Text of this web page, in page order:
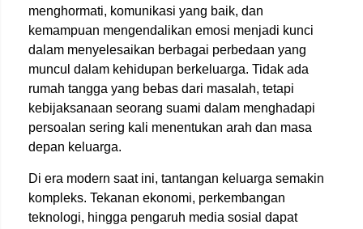
menghormati, komunikasi yang baik, dan
kemampuan mengendalikan emosi menjadi kunci
dalam menyelesaikan berbagai perbedaan yang
muncul dalam kehidupan berkeluarga. Tidak ada
rumah tangga yang bebas dari masalah, tetapi
kebijaksanaan seorang suami dalam menghadapi
persoalan sering kali menentukan arah dan masa
depan keluarga.
Di era modern saat ini, tantangan keluarga semakin
kompleks. Tekanan ekonomi, perkembangan
teknologi, hingga pengaruh media sosial dapat